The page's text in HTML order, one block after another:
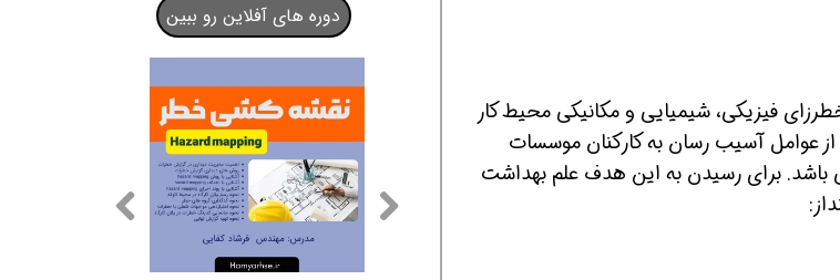
فیزیکی، شیمیایی و مکانیکی محیط کار
عوامل آسیب رسان به کارکنان موسسات
برای رسیدن به این هدف علم بهداشت
دوره های آفلاین رو ببین